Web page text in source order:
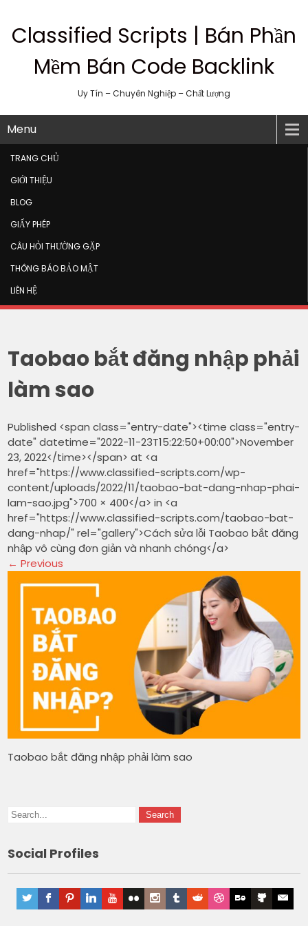
Classified Scripts | Bán Phần
Mềm Bán Code Backlink
Uy Tín – Chuyên Nghiệp – Chất Lượng
Menu
TRANG CHỦ
GIỚI THIỆU
BLOG
GIẤY PHÉP
CÂU HỎI THƯỜNG GẶP
THÔNG BÁO BẢO MẬT
LIÊN HỆ
Taobao bắt đăng nhập phải
làm sao
Published <span class="entry-date"><time class="entry-
date" datetime="2022-11-23T15:22:50+00:00">November
23, 2022</time></span> at <a
href="https://www.classified-scripts.com/wp-
content/uploads/2022/11/taobao-bat-dang-nhap-phai-
lam-sao.jpg">700 × 400</a> in <a
href="https://www.classified-scripts.com/taobao-bat-
dang-nhap/" rel="gallery">Cách sửa lỗi Taobao bắt đăng
nhập vô cùng đơn giản và nhanh chóng</a>
← Previous
Taobao bắt đăng nhập phải làm sao
Social Profiles